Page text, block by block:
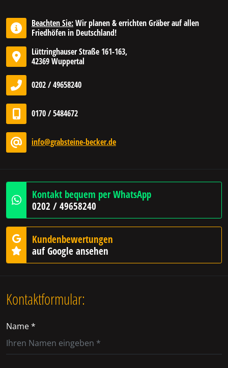
Beachten Sie:Wir planen & errichten Gräber auf allen
Friedhöfen in Deutschland!
Lüttringhauser Straße 161-163,
42369 Wuppertal
0202 / 49658240
0170 / 5484672
info@grabsteine-becker.de
Kontakt bequem per WhatsApp
0202 / 49658240
Kundenbewertungen
auf Google ansehen
Kontaktformular:
Name *